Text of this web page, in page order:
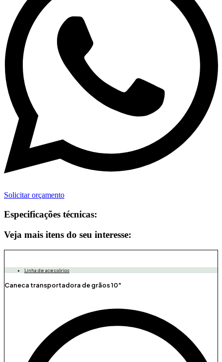
Solicitar orçamento
Especificações técnicas:
Veja mais itens do seu interesse:
Linha de acessórios
Caneca transportadora de grãos 10″